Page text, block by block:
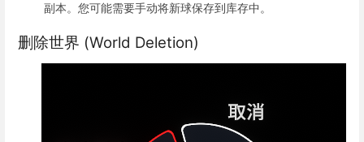
副本。您可能需要手动将新球保存到库存中。
删除世界 (World Deletion)